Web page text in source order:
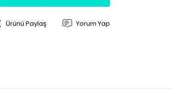
Ürünü Paylaş Yorum Yap